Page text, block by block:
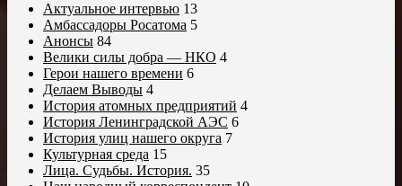
Актуальное интервью 13
Амбассадоры Росатома 5
Анонсы 84
Велики силы добра — НКО 4
Герои нашего времени 6
Делаем Выводы 4
История атомных предприятий 4
История Ленинградской АЭС 6
История улиц нашего округа 7
Культурная среда 15
Лица. Судьбы. История. 35